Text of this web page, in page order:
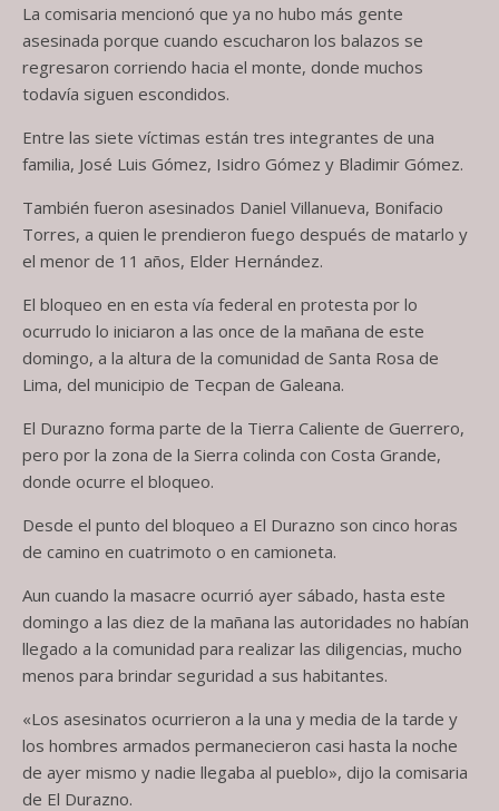
La comisaria mencionó que ya no hubo más gente
asesinada porque cuando escucharon los balazos se
regresaron corriendo hacia el monte, donde muchos
todavía siguen escondidos.
Entre las siete víctimas están tres integrantes de una
familia, José Luis Gómez, Isidro Gómez y Bladimir Gómez.
También fueron asesinados Daniel Villanueva, Bonifacio
Torres, a quien le prendieron fuego después de matarlo y
el menor de 11 años, Elder Hernández.
El bloqueo en en esta vía federal en protesta por lo
ocurrudo lo iniciaron a las once de la mañana de este
domingo, a la altura de la comunidad de Santa Rosa de
Lima, del municipio de Tecpan de Galeana.
El Durazno forma parte de la Tierra Caliente de Guerrero,
pero por la zona de la Sierra colinda con Costa Grande,
donde ocurre el bloqueo.
Desde el punto del bloqueo a El Durazno son cinco horas
de camino en cuatrimoto o en camioneta.
Aun cuando la masacre ocurrió ayer sábado, hasta este
domingo a las diez de la mañana las autoridades no habían
llegado a la comunidad para realizar las diligencias, mucho
menos para brindar seguridad a sus habitantes.
«Los asesinatos ocurrieron a la una y media de la tarde y
los hombres armados permanecieron casi hasta la noche
de ayer mismo y nadie llegaba al pueblo», dijo la comisaria
de El Durazno.